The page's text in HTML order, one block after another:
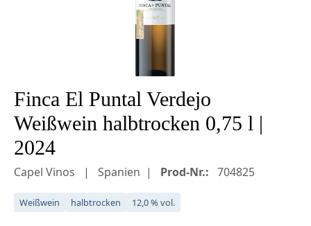
Finca El Puntal Verdejo
Weißwein halbtrocken 0,75 l |
2024
Capel Vinos Spanien Prod-Nr.: 704825
Weißwein halbtrocken 12,0 % vol.